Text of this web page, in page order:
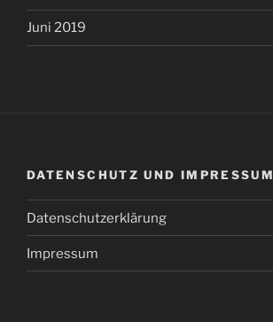
Juni 2019
DATENSCHUTZ UND IMPRESSUM
Datenschutzerklärung
Impressum